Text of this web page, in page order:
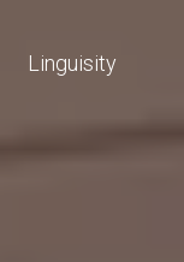
Linguisity